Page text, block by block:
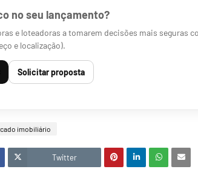
no seu lançamento?
e loteadoras a tomarem decisões mais seguras
e localização).
Solicitar proposta
imobiliário
Twitter